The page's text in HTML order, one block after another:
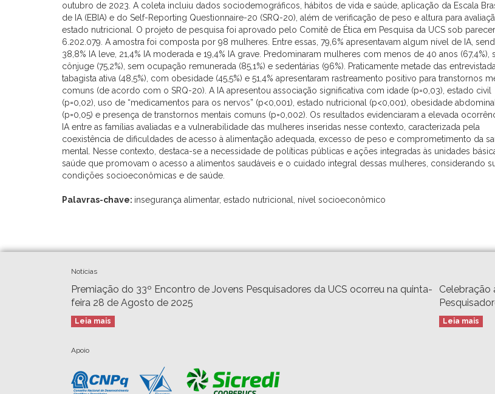
outubro de 2023. A coleta incluiu dados sociodemográficos, hábitos de vida e saúde, aplicação da Escala
de IA (EBIA) e do Self-Reporting Questionnaire-20 (SRQ-20), além de verificação de peso e altura para
estado nutricional. O projeto de pesquisa foi aprovado pelo Comitê de Ética em Pesquisa da UCS sob parecer
6.202.079. A amostra foi composta por 98 mulheres. Entre essas, 79,6% apresentavam algum nível de IA,
38,8% IA leve, 21,4% IA moderada e 19,4% IA grave. Predominaram mulheres com menos de 40 anos (67,4%),
cônjuge (75,2%), sem ocupação remunerada (85,1%) e sedentárias (96%). Praticamente metade das
tabagista ativa (48,5%), com obesidade (45,5%) e 51,4% apresentaram rastreamento positivo para transtornos
comuns (de acordo com o SRQ-20). A IA apresentou associação significativa com idade (p=0,03), estado civil
(p=0,02), uso de “medicamentos para os nervos” (p<0,001), estado nutricional (p<0,001), obesidade abdominal
(p=0,05) e presença de transtornos mentais comuns (p=0,002). Os resultados evidenciaram a elevada
IA entre as famílias avaliadas e a vulnerabilidade das mulheres inseridas nesse contexto, caracterizada pela
coexistência de dificuldades de acesso à alimentação adequada, excesso de peso e comprometimento da
mental. Nesse contexto, destaca-se a necessidade de políticas públicas e ações integradas às unidades
saúde que promovam o acesso a alimentos saudáveis e o cuidado integral dessas mulheres, considerando
condições socioeconômicas e de saúde.
Palavras-chave: insegurança alimentar, estado nutricional, nível socioeconômico
Notícias
Premiação do 33º Encontro de Jovens Pesquisadores da UCS ocorreu na quinta-
feira 28 de Agosto de 2025
Leia mais
Celebração
Leia mais
Apoio